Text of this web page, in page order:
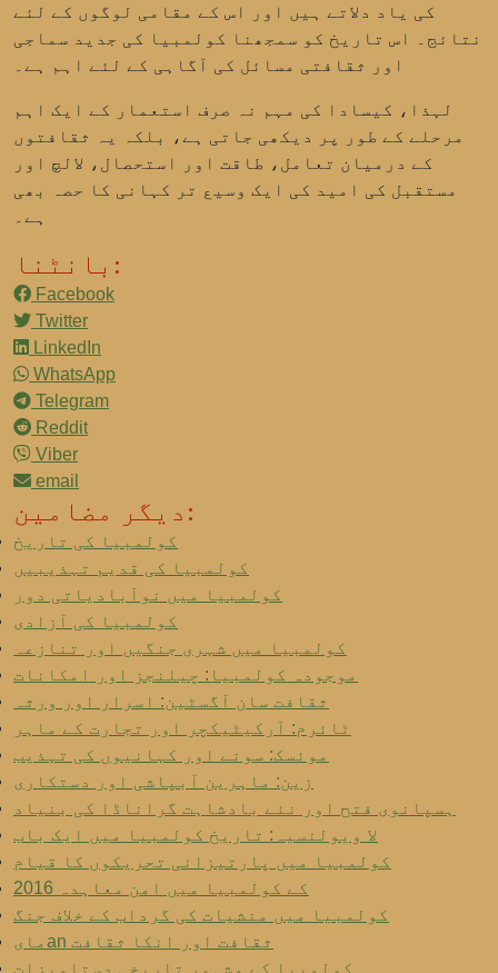
کی یاد دلاتے ہیں اور اس کے مقامی لوگوں کے لئے
نتائج۔ اس تاریخ کو سمجھنا کولمبیا کی جدید سماجی
اور ثقافتی مسائل کی آگاہی کے لئے اہم ہے۔
لہذا، کیسادا کی مہم نہ صرف استعمار کے ایک اہم
مرحلے کے طور پر دیکھی جاتی ہے، بلکہ یہ ثقافتوں
کے درمیان تعامل، طاقت اور استحصال، لالچ اور
مستقبل کی امید کی ایک وسیع تر کہانی کا حصہ بھی
ہے۔
بانٹنا:
Facebook
Twitter
LinkedIn
WhatsApp
Telegram
Reddit
Viber
email
دیگر مضامین:
کولمبیا کی تاریخ
کولمبیا کی قدیم تہذیبیں
کولمبیا میں نوآبادیاتی دور
کولمبیا کی آزادی
کولمبیا میں شہری جنگیں اور تنازعہ
موجودہ کولمبیا: چیلنجز اور امکانات
ثقافت سان آگسٹین: اسرار اور ورثہ
ٹائرم: آرکیٹیکچر اور تجارت کے ماہر
موئسک: سونے اور کہانیوں کی تہذیب
زین: ماہرین آبپاشی اور دستکاری
ہسپانوی فتح اور نئے بادشاہت گراناڈا کی بنیاد
لا ویولنسیہ: تاریخ کولمبیا میں ایک باب
کولمبیا میں پارتیزانی تحریکوں کا قیام
2016 کے کولمبیا میں امن معاہدہ
کولمبیا میں منشیات کی گرداب کے خلاف جنگ
مایan ثقافت اور انکا ثقافت
کولمبیا کے مشہور تاریخی دستاویزات